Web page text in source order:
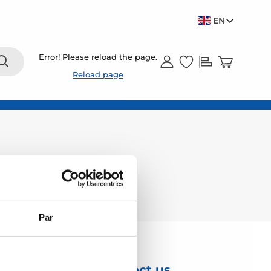
Par
EN
Error! Please reload the page.
Reload page